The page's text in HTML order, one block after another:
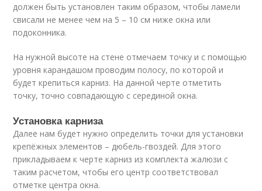
должен быть установлен таким образом, чтобы ламели
свисали не менее чем на 5 – 10 см ниже окна или
подоконника.
На нужной высоте на стене отмечаем точку и с помощью
уровня карандашом проводим полосу, по которой и
будет крепиться карниз. На данной черте отметить
точку, точно совпадающую с серединой окна.
Установка карниза
Далее нам будет нужно определить точки для установки
крепёжных элементов – дюбель-гвоздей. Для этого
прикладываем к черте карниз из комплекта жалюзи с
таким расчетом, чтобы его центр соответствовал
отметке центра окна.